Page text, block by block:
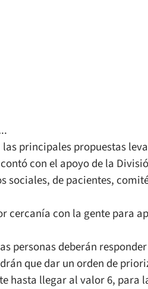
principales propuestas
con el apoyo de la
de pacientes,
con la gente para
personas deberán
que dar un orden de
hasta llegar al valor 6,